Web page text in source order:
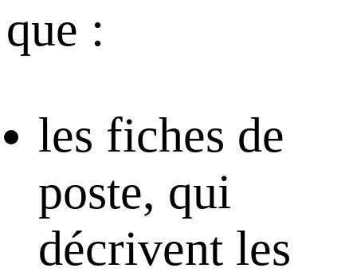
que :
les fiches de
poste, qui
décrivent les